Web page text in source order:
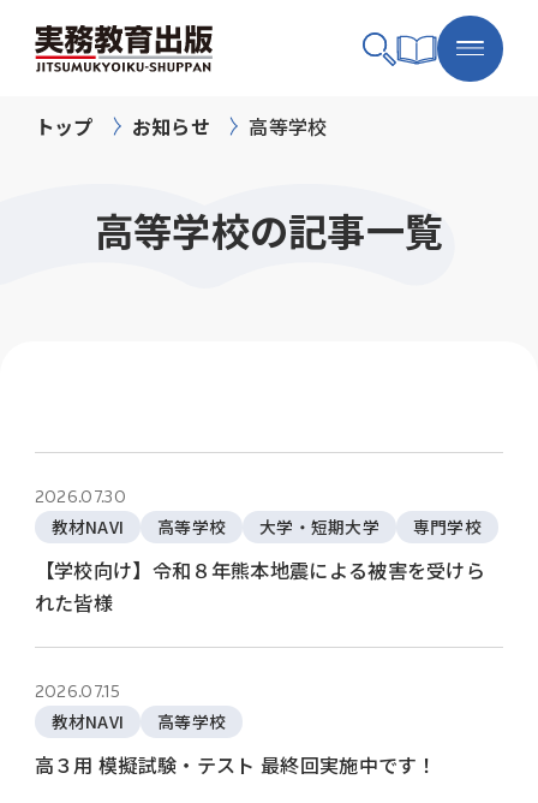
トップ お知らせ 高等学校
高等学校の記事一覧
2026.07.30
教材NAVI 高等学校 大学・短期大学 専門学校
【学校向け】令和８年熊本地震による被害を受けら
れた皆様
2026.07.15
教材NAVI 高等学校
高３用 模擬試験・テスト 最終回実施中です！